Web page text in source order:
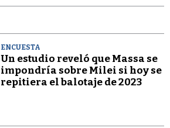
ENCUESTA
Un estudio reveló que Massa se
impondría sobre Milei si hoy se
repitiera el balotaje de 2023